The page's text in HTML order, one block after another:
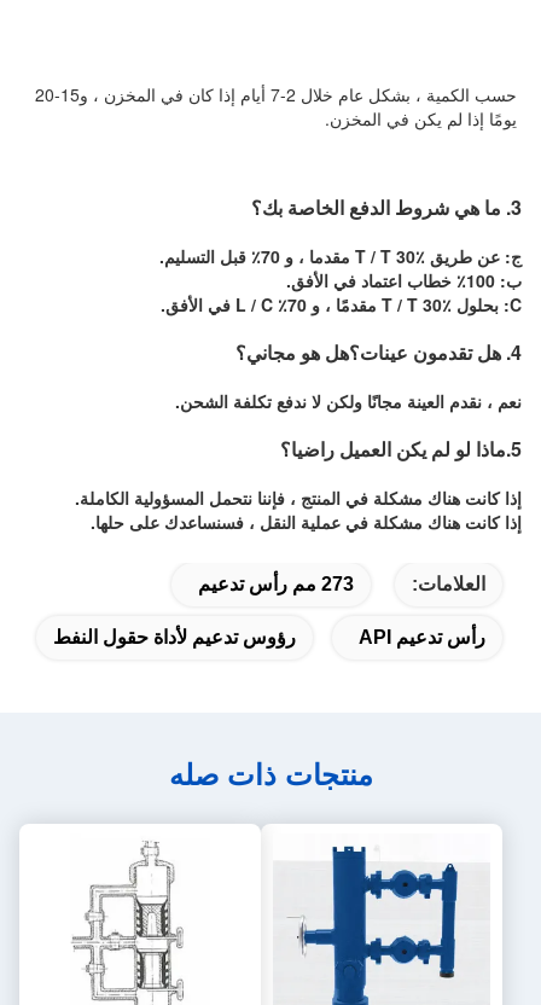
حسب الكمية ، بشكل عام خلال 2-7 أيام إذا كان في المخزن ، و15-20
يومًا إذا لم يكن في المخزن.
3. ما هي شروط الدفع الخاصة بك؟
ج: عن طريق T / T 30٪ مقدما ، و 70٪ قبل التسليم.
ب: 100٪ خطاب اعتماد في الأفق.
C: بحلول T / T 30٪ مقدمًا ، و 70٪ L / C في الأفق.
4. هل تقدمون عينات؟هل هو مجاني؟
نعم ، نقدم العينة مجانًا ولكن لا ندفع تكلفة الشحن.
5.ماذا لو لم يكن العميل راضيا؟
إذا كانت هناك مشكلة في المنتج ، فإننا نتحمل المسؤولية الكاملة.
إذا كانت هناك مشكلة في عملية النقل ، فسنساعدك على حلها.
العلامات: 273 مم رأس تدعيم
رأس تدعيم API رؤوس تدعيم لأداة حقول النفط
منتجات ذات صله